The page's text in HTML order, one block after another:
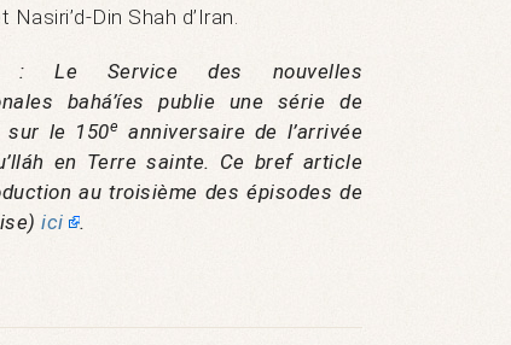
Nasiri’d-Din Shah d’Iran.
: Le Service des nouvelles
bahá’íes publie une série de
sur le 150e anniversaire de l’arrivée
en Terre sainte. Ce bref article
au troisième des épisodes de
ici .